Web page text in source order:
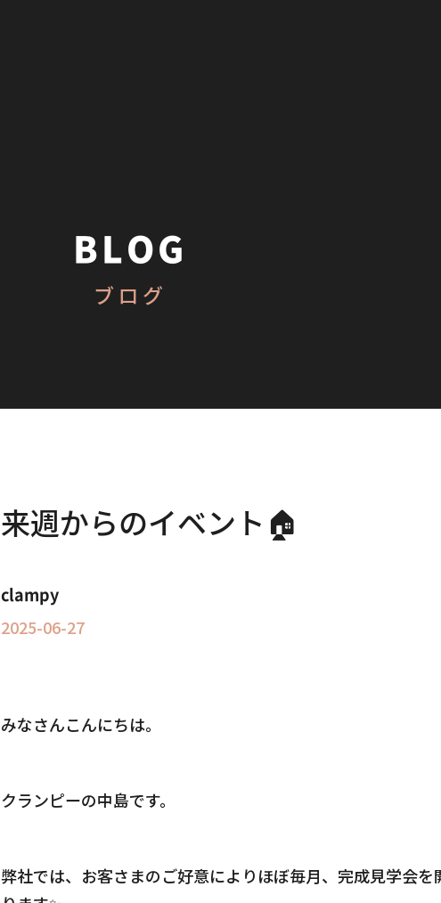
BLOG
ブログ
来週からのイベント🏠
clampy
2025-06-27
みなさんこんにちは。
クランピーの中島です。
弊社では、お客さまのご好意によりほぼ毎月、完成見学会を